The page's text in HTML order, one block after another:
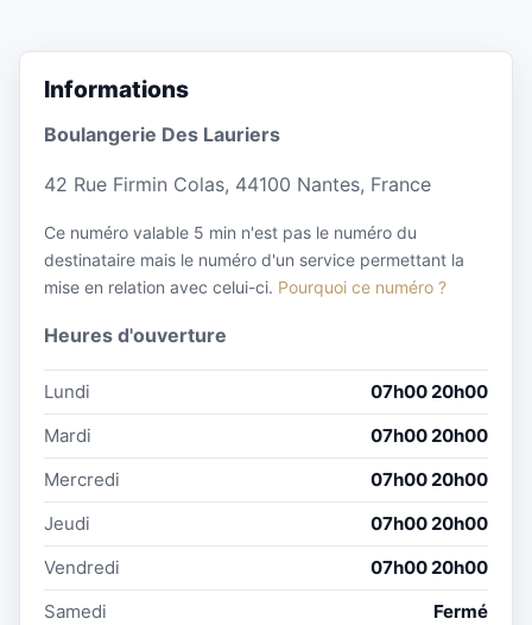
Informations
Boulangerie Des Lauriers
42 Rue Firmin Colas, 44100 Nantes, France
Ce numéro valable 5 min n'est pas le numéro du
destinataire mais le numéro d'un service permettant la
mise en relation avec celui-ci. Pourquoi ce numéro ?
Heures d'ouverture
Lundi
07h00 20h00
Mardi
07h00 20h00
Mercredi
07h00 20h00
Jeudi
07h00 20h00
Vendredi
07h00 20h00
Samedi
Fermé